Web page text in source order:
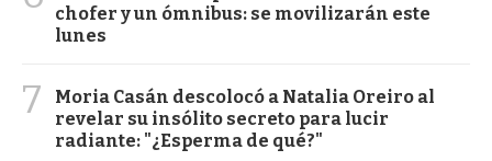
chofer y un ómnibus: se movilizarán este
lunes
7
Moria Casán descolocó a Natalia Oreiro al
revelar su insólito secreto para lucir
radiante: "¿Esperma de qué?"